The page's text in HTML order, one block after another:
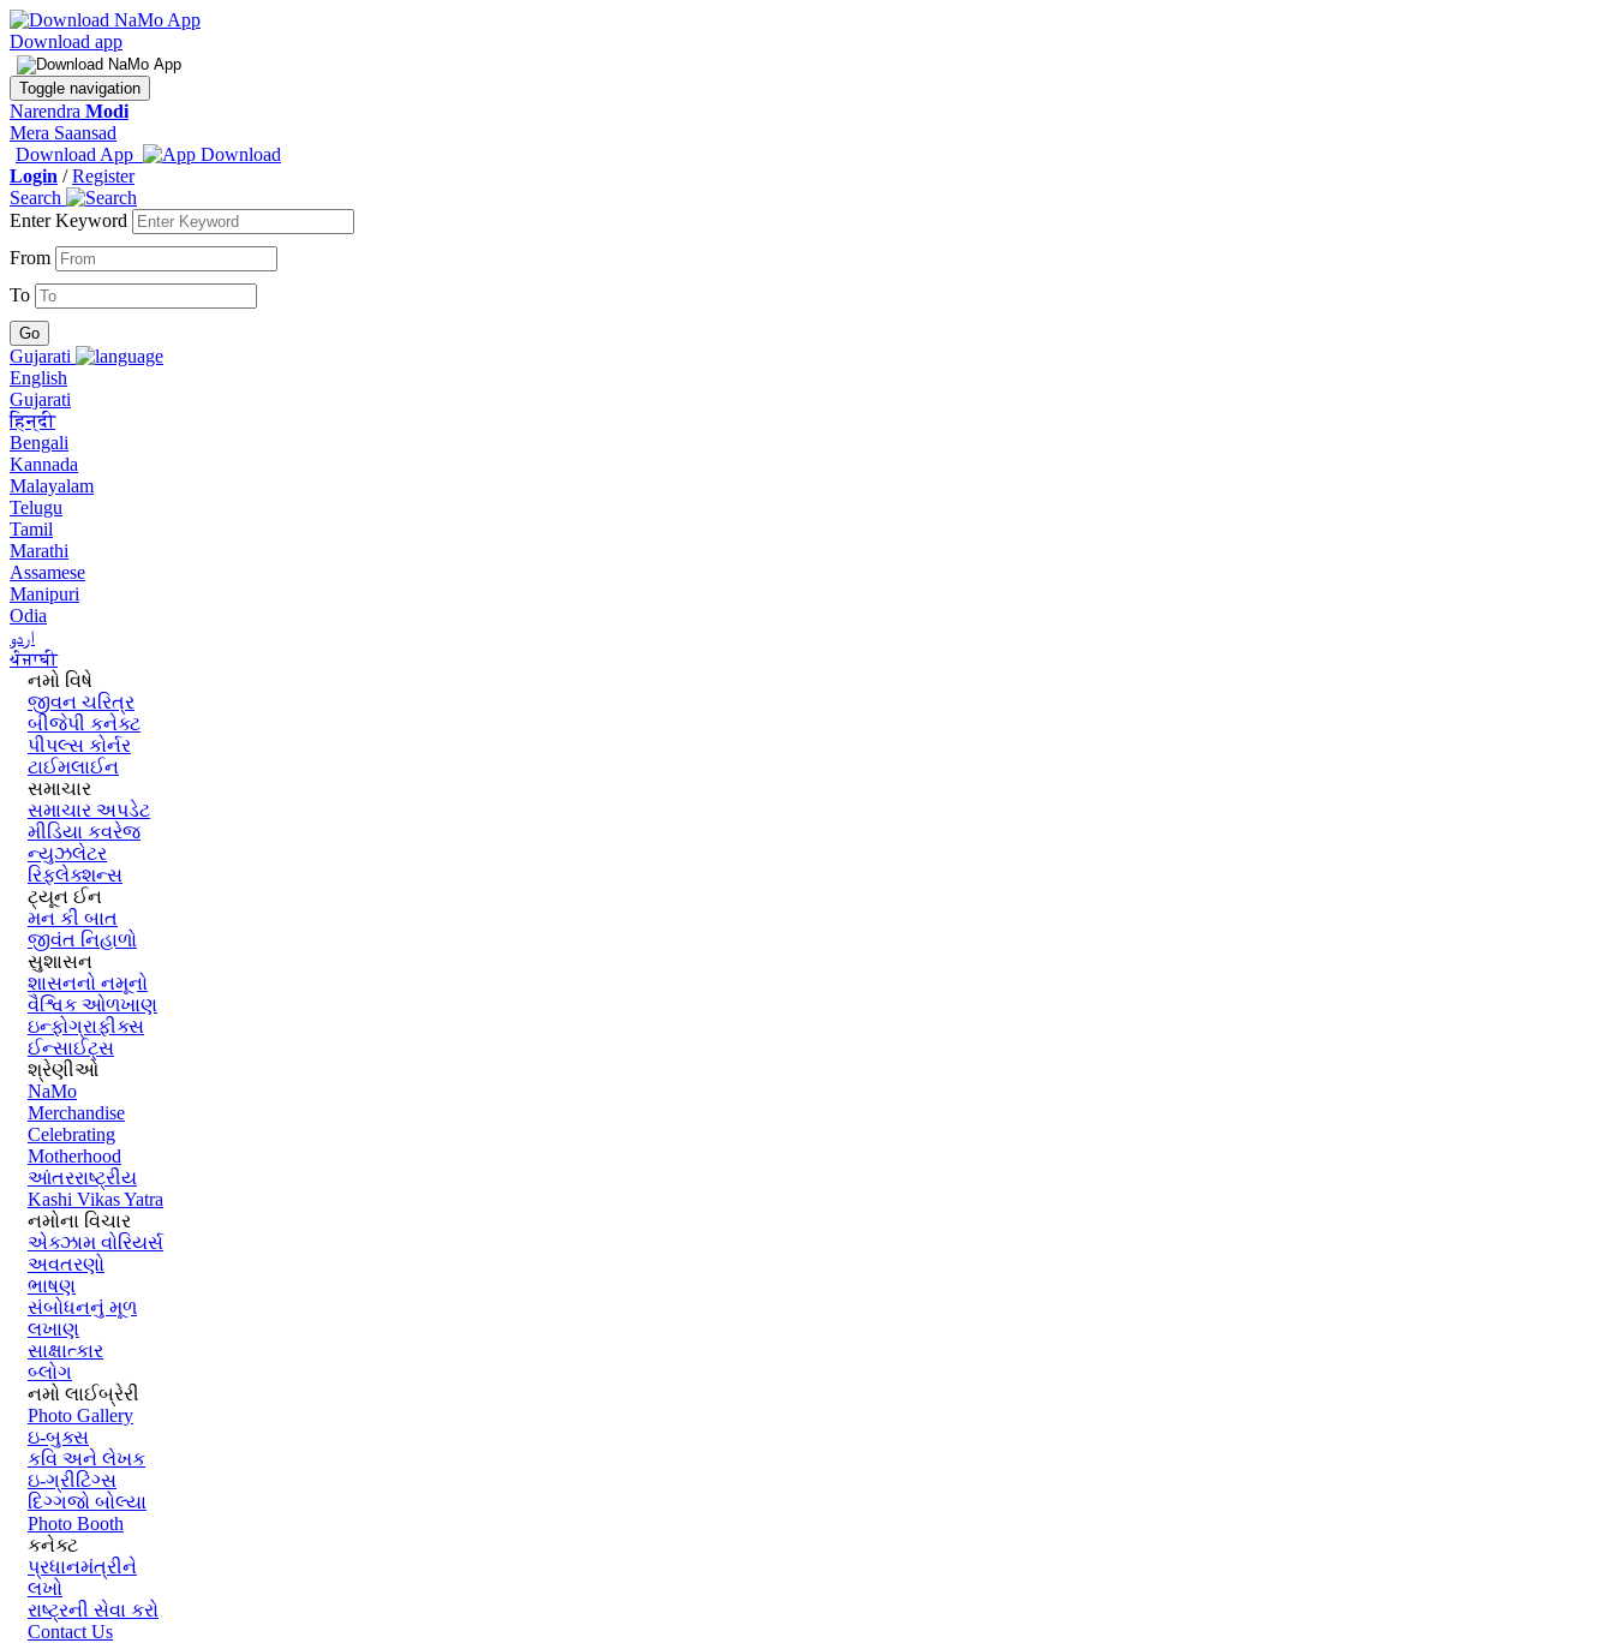
Download app
Toggle navigation
Narendra Modi
Mera Saansad
Download App
Login /Register
Search
Enter Keyword
From
To
Gujarati
English
Gujarati
हिन्दी
Bengali
Kannada
Malayalam
Telugu
Tamil
Marathi
Assamese
Manipuri
Odia
اردو
ਪੰਜਾਬੀ
નમો વિષે
જીવન ચરિત્ર
બીજેપી કનેક્ટ
પીપલ્સ કોર્નર
ટાઈમલાઈન
સમાચાર
સમાચાર અપડેટ
મીડિયા કવરેજ
ન્યુઝલેટર
રિફ્લેક્શન્સ
ટ્યૂન ઈન
મન કી બાત
જીવંત નિહાળો
સુશાસન
શાસનનો નમૂનો
વૈશ્વિક ઓળખાણ
ઇન્ફોગ્રાફીક્સ
ઈન્સાઈટ્સ
શ્રેણીઓ
NaMo
Merchandise
Celebrating
Motherhood
આંતરરાષ્ટ્રીય
Kashi Vikas Yatra
નમોના વિચાર
એક્ઝામ વોરિયર્સ
અવતરણો
ભાષણ
સંબોધનનું મૂળ
લખાણ
સાક્ષાત્કાર
બ્લોગ
નમો લાઈબ્રેરી
Photo Gallery
ઇ-બુક્સ
કવિ અને લેખક
ઇ-ગ્રીટિંગ્સ
દિગ્ગજો બોલ્યા
Photo Booth
કનેક્ટ
પ્રધાનમંત્રીને
લખો
રાષ્ટ્રની સેવા કરો
Contact Us